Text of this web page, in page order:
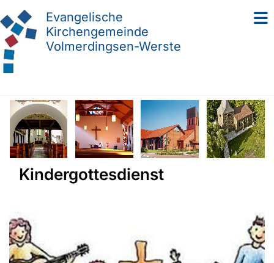
Evangelische
Kirchengemeinde
Volmerdingsen-Werste
Kindergottesdienst